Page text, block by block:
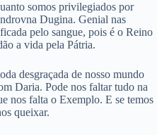
somos privilegiados por
Dugina. Genial nas
pelo sangue, pois é o Reino
a vida pela Pátria.
desgraçada de nosso mundo
Daria. Pode nos faltar tudo na
nos falta o Exemplo. E se temos
queixar.